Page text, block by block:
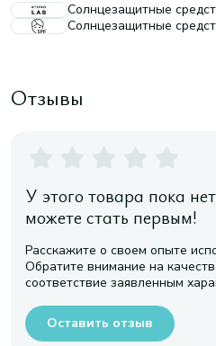
Солнцезащитные
Солнцезащитные
Отзывы
У этого товара пока
можете стать первым!
Расскажите о своем опыте
Обратите внимание на
соответствие заявленным
Оставить отзыв